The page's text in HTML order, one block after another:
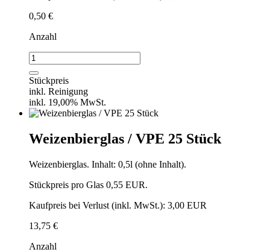
0,50 €
Anzahl
Biertulpe
einzeln
Menge
Stückpreis
inkl. Reinigung
inkl. 19,00% MwSt.
Weizenbierglas / VPE 25 Stück
Weizenbierglas. Inhalt: 0,5l (ohne Inhalt).
Stückpreis pro Glas 0,55 EUR.
Kaufpreis bei Verlust (inkl. MwSt.): 3,00 EUR
13,75 €
Anzahl